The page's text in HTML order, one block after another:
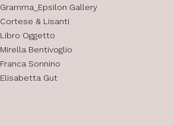
Gramma_Epsilon Gallery
Cortese & Lisanti
Libro Oggetto
Mirella Bentivoglio
Franca Sonnino
Elisabetta Gut